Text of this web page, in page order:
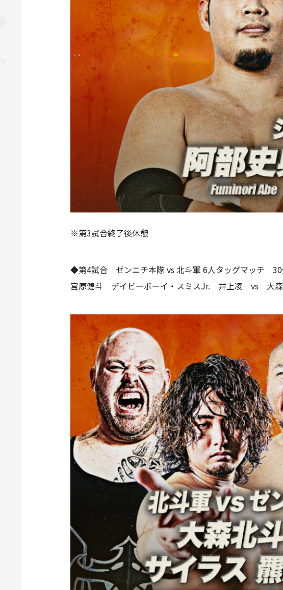
※第3試合終了後休憩
◆第4試合 ゼンニチ本隊 vs 北斗軍 6人タッグマッチ 30
宮原健斗 デイビーボーイ・スミスJr. 井上凌 vs 大